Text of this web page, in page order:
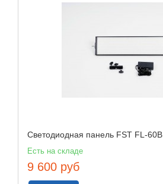
Светодиодная панель FST FL-60B
Есть на складе
9 600 руб